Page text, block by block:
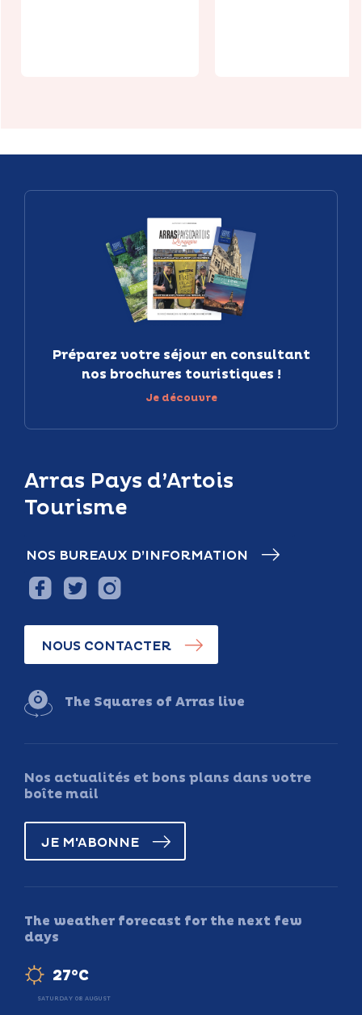
Arras Pays d’Artois
Tourisme
NOS BUREAUX D’INFORMATION
NOUS CONTACTER
The Squares of Arras live
Nos actualités et bons plans dans votre
boîte mail
JE M'ABONNE
The weather forecast for the next few
days
27°C
SATURDAY 08 AUGUST
Préparez votre séjour en consultant
nos brochures touristiques !
Je découvre